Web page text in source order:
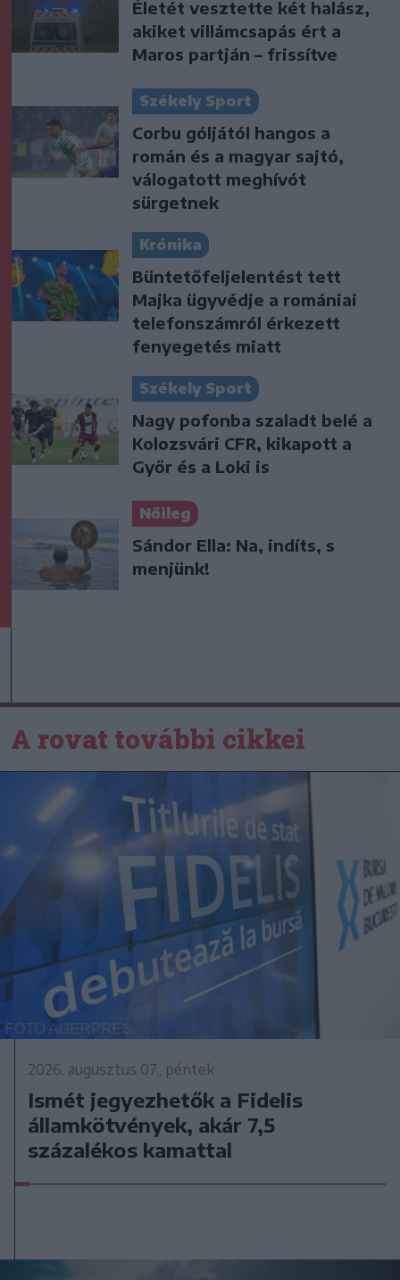
Életét vesztette két halász,
akiket villámcsapás ért a
Maros partján – frissítve
Székely Sport
Corbu góljától hangos a
román és a magyar sajtó,
válogatott meghívót
sürgetnek
Krónika
Büntetőfeljelentést tett
Majka ügyvédje a romániai
telefonszámról érkezett
fenyegetés miatt
Székely Sport
Nagy pofonba szaladt belé a
Kolozsvári CFR, kikapott a
Győr és a Loki is
Nőileg
Sándor Ella: Na, indíts, s
menjünk!
A rovat további cikkei
2026. augusztus 07., péntek
Ismét jegyezhetők a Fidelis
államkötvények, akár 7,5
százalékos kamattal